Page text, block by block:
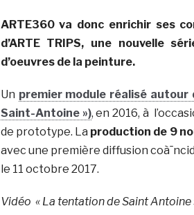
ARTE360 va donc enrichir ses
d’ARTE TRIPS, une nouvelle
d’oeuvres de la peinture.
Un premier module réalisé autour
Saint-Antoine »), en 2016, à
de prototype. La production de 9
avec une première diffusion
le 11 octobre 2017.
Vidéo « La tentation de Saint Antoine